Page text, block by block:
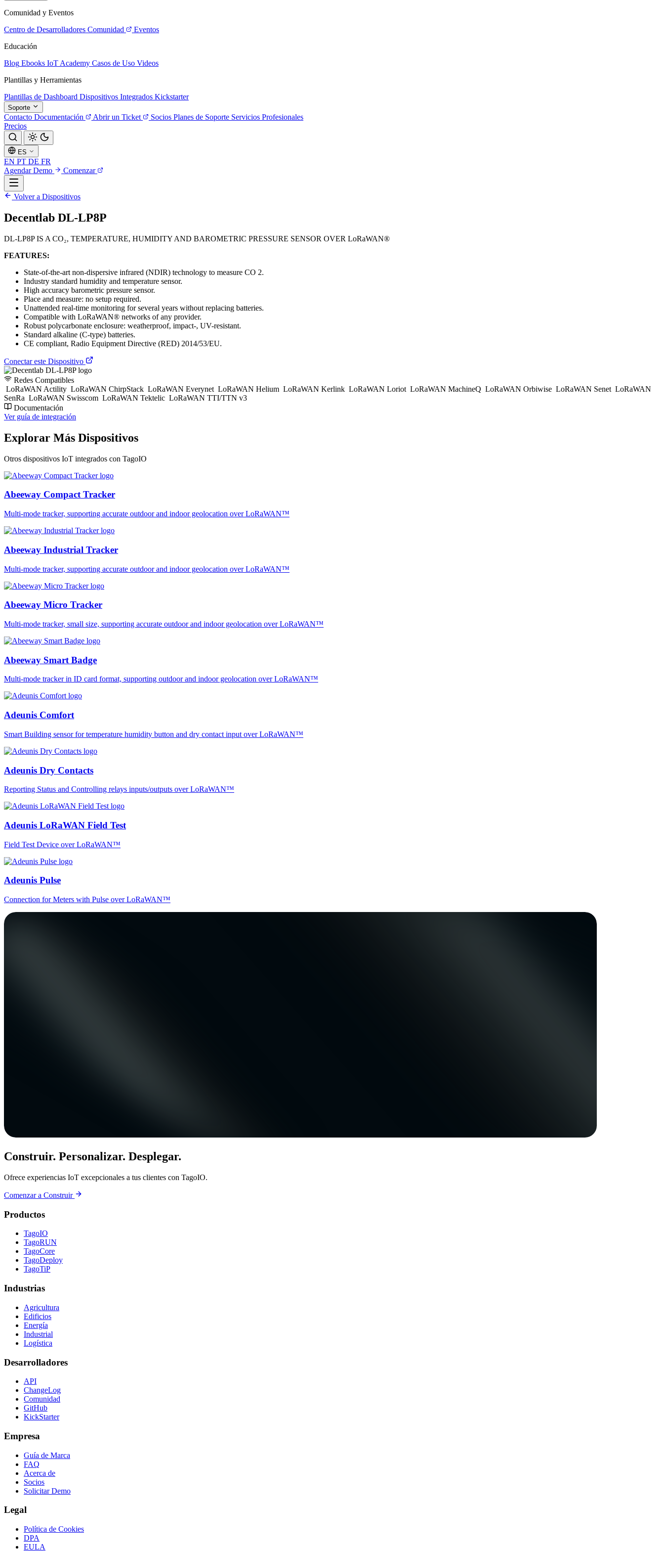
Comunidad y Eventos
Centro de Desarrolladores Comunidad
Eventos
Educación
Blog Ebooks IoT Academy Casos de Uso Videos
Plantillas y Herramientas
Plantillas de Dashboard Dispositivos Integrados Kickstarter
Soporte
Contacto Documentación Abrir un Ticket Socios Planes de Soporte Servicios Profesionales
Precios
ES
EN PT DE FR
Agendar Demo
Comenzar
Volver a Dispositivos
Decentlab DL-LP8P
DL-LP8P IS A CO₂, TEMPERATURE, HUMIDITY AND BAROMETRIC PRESSURE SENSOR OVER LoRaWAN®
FEATURES:
State-of-the-art non-dispersive infrared (NDIR) technology to measure CO 2.
Industry standard humidity and temperature sensor.
High accuracy barometric pressure sensor.
Place and measure: no setup required.
Unattended real-time monitoring for several years without replacing batteries.
Compatible with LoRaWAN® networks of any provider.
Robust polycarbonate enclosure: weatherproof, impact-, UV-resistant.
Standard alkaline (C-type) batteries.
CE compliant, Radio Equipment Directive (RED) 2014/53/EU.
Conectar este Dispositivo
Redes Compatibles
LoRaWAN Actility LoRaWAN ChirpStack LoRaWAN Everynet LoRaWAN Helium LoRaWAN Kerlink LoRaWAN Loriot LoRaWAN MachineQ LoRaWAN Orbiwise LoRaWAN Senet LoRaWAN
SenRa LoRaWAN Swisscom LoRaWAN Tektelic LoRaWAN TTI/TTN v3
Documentación
Ver guía de integración
Explorar Más Dispositivos
Otros dispositivos IoT integrados con TagoIO
Abeeway Compact Tracker
Multi-mode tracker, supporting accurate outdoor and indoor geolocation over LoRaWAN™
Abeeway Industrial Tracker
Multi-mode tracker, supporting accurate outdoor and indoor geolocation over LoRaWAN™
Abeeway Micro Tracker
Multi-mode tracker, small size, supporting accurate outdoor and indoor geolocation over LoRaWAN™
Abeeway Smart Badge
Multi-mode tracker in ID card format, supporting outdoor and indoor geolocation over LoRaWAN™
Adeunis Comfort
Smart Building sensor for temperature humidity button and dry contact input over LoRaWAN™
Adeunis Dry Contacts
Reporting Status and Controlling relays inputs/outputs over LoRaWAN™
Adeunis LoRaWAN Field Test
Field Test Device over LoRaWAN™
Adeunis Pulse
Connection for Meters with Pulse over LoRaWAN™
Construir. Personalizar. Desplegar.
Ofrece experiencias IoT excepcionales a tus clientes con TagoIO.
Comenzar a Construir
Productos
TagoIO
TagoRUN
TagoCore
TagoDeploy
TagoTiP
Industrias
Agricultura
Edificios
Energía
Industrial
Logística
Desarrolladores
API
ChangeLog
Comunidad
GitHub
KickStarter
Empresa
Guía de Marca
FAQ
Acerca de
Socios
Solicitar Demo
Legal
Política de Cookies
DPA
EULA